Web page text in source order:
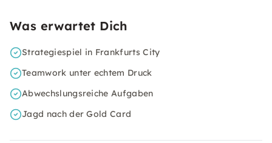
Was erwartet Dich
Strategiespiel in Frankfurts City
Teamwork unter echtem Druck
Abwechslungsreiche Aufgaben
Jagd nach der Gold Card